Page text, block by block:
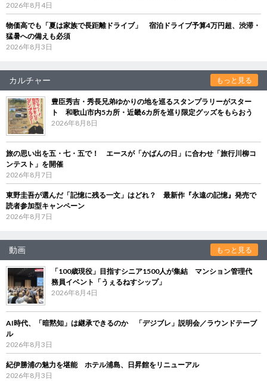
2026年8月4日
物価高でも「夏は家族で長距離ドライブ」 宿泊ドライブ予算4万円超、渋滞・
猛暑への備えも必須
2026年8月3日
カルチャー もっと見る
豊臣秀吉・秀長兄弟ゆかりの地を巡るスタンプラリーがスター
ト 和歌山市内5カ所・近畿6カ所を巡り限定グッズをもらおう
2026年8月8日
旅の思い出を五・七・五で！ エースが「かばんの日」に合わせ「旅行川柳コ
ンテスト」を開催
2026年8月7日
東野圭吾が選んだ「記憶に残る一文」はどれ？ 最新作『永遠の記憶』発売で
読者参加型キャンペーン
2026年8月7日
動画 もっと見る
「100歳現役」目指すシニア1500人が集結 マンション管理代
務員イベント「うぇるねすシップ」
2026年8月4日
AI時代、「暗黙知」は継承できるのか 「デジブレ」説明会／ラウンドテーブ
ル
2026年8月3日
紀伊勝浦の魅力を堪能 ホテル浦島、日昇館をリニューアル
2026年8月3日